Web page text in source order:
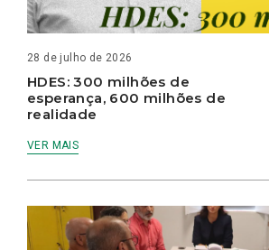
28 de julho de 2026
HDES: 300 milhões de
esperança, 600 milhões de
realidade
VER MAIS